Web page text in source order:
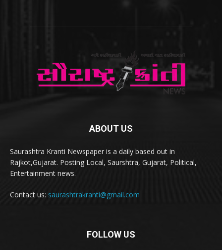
ABOUT US
Saurashtra Kranti Newspaper is a daily based out in
Rajkot,Gujarat. Posting Local, Saurshtra, Gujarat, Political,
Entertainment news.
Contact us: saurashtrakranti@gmail.com
FOLLOW US